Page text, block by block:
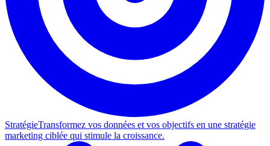
StratégieTransformez vos données et vos objectifs en une stratégie
marketing ciblée qui stimule la croissance.